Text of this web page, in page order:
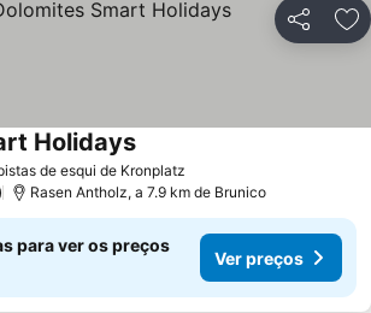
Partilhar
de esqui de Kronplatz
HolidaysVer preços
Rasen Antholz, a 7.9 km de Brunico
para ver os preços
Ver preços